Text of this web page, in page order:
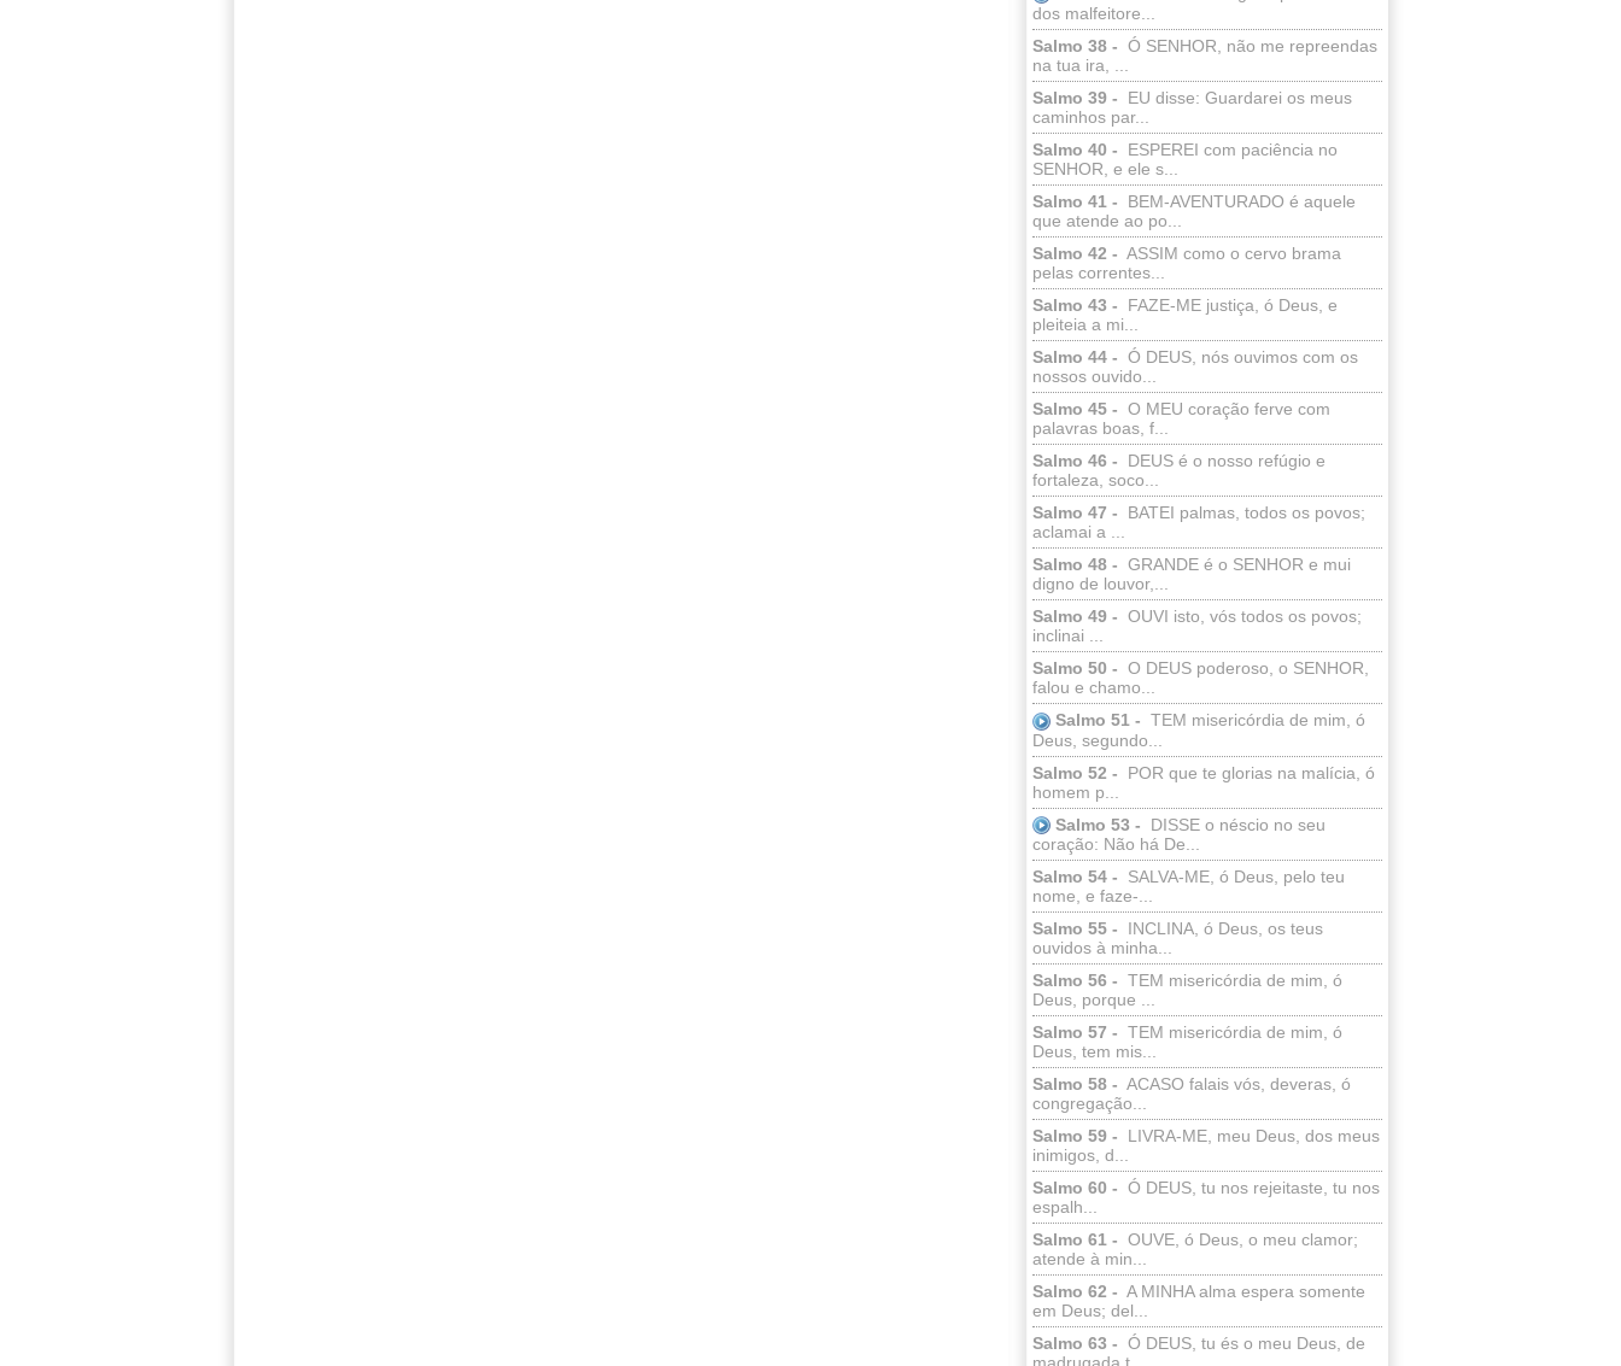
dos malfeitore...
Salmo 38 - Ó SENHOR, não me repreendas
na tua ira, ...
Salmo 39 -
EU disse: Guardarei os meus
caminhos par...
Salmo 40 -
ESPEREI com paciência no
SENHOR, e ele s...
Salmo 41 -
BEM-AVENTURADO é aquele
que atende ao po...
Salmo 42 - ASSIM como o cervo brama
pelas correntes...
Salmo 43 -
FAZE-ME justiça, ó Deus, e
pleiteia a mi...
Salmo 44 - Ó DEUS, nós ouvimos com os
nossos ouvido...
Salmo 45 - O MEU coração ferve com
palavras boas, f...
Salmo 46 -
DEUS é o nosso refúgio e
fortaleza, soco...
Salmo 47 -
BATEI palmas, todos os povos;
aclamai a ...
Salmo 48 - GRANDE é o SENHOR e mui
digno de louvor,...
Salmo 49 - OUVI isto, vós todos os povos;
inclinai ...
Salmo 50 - O DEUS poderoso, o SENHOR,
falou e chamo...
Salmo 51 - TEM misericórdia de mim, ó
Deus, segundo...
Salmo 52 -
POR que te glorias na malícia, ó
homem p...
Salmo 53 -
DISSE o néscio no seu
coração: Não há De...
Salmo 54 -
SALVA-ME, ó Deus, pelo teu
nome, e faze-...
Salmo 55 -
INCLINA, ó Deus, os teus
ouvidos à minha...
Salmo 56 - TEM misericórdia de mim, ó
Deus, porque ...
Salmo 57 - TEM misericórdia de mim, ó
Deus, tem mis...
Salmo 58 - ACASO falais vós, deveras, ó
congregação...
Salmo 59 -
LIVRA-ME, meu Deus, dos meus
inimigos, d...
Salmo 60 - Ó DEUS, tu nos rejeitaste, tu nos
espalh...
Salmo 61 - OUVE, ó Deus, o meu clamor;
atende à min...
Salmo 62 - A MINHA alma espera somente
em Deus; del...
Salmo 63 - Ó DEUS, tu és o meu Deus, de